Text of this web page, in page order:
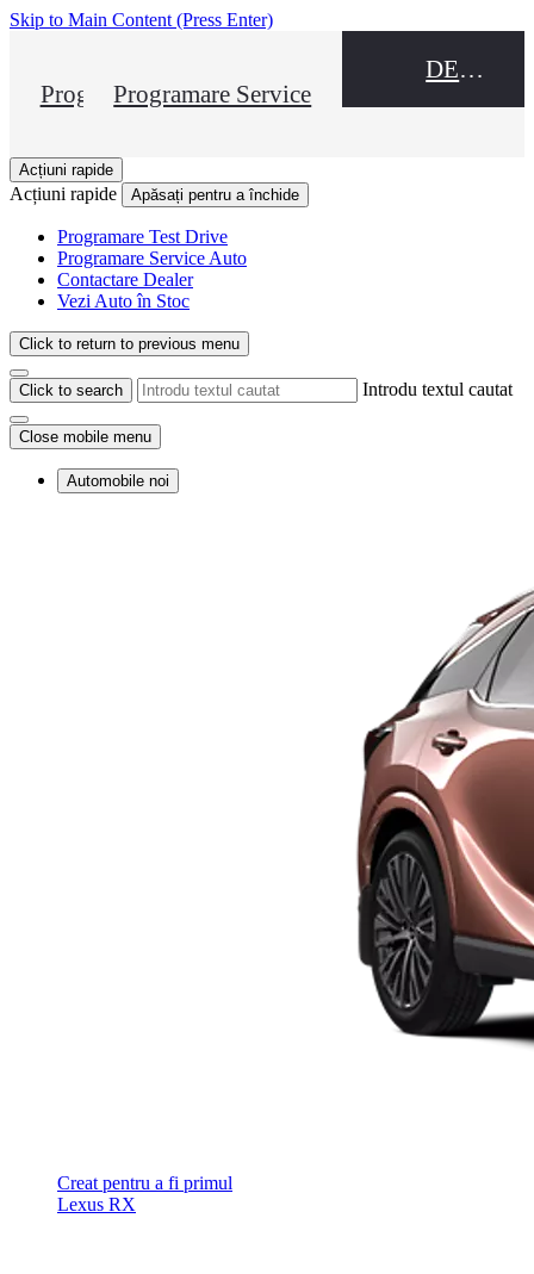
Skip to Main Content (Press Enter)
Programare Test Drive
Programare Service
DEALER NAME
Acțiuni rapide
Acțiuni rapide Apăsați pentru a închide
Programare Test Drive
Programare Service Auto
Contactare Dealer
Vezi Auto în Stoc
Click to return to previous menu
Click to search Introdu textul cautat
Close mobile menu
Automobile noi
Creat pentru a fi primul
Lexus RX